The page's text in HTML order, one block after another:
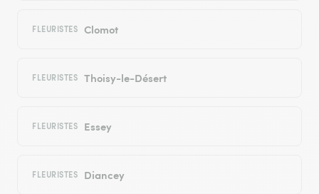
FLEURISTES Clomot
FLEURISTES Thoisy-le-Désert
FLEURISTES Essey
FLEURISTES Diancey